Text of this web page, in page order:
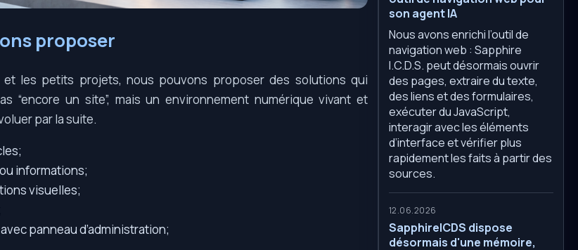
proposer
les petits projets, nous pouvons proposer des solutions qui
“encore un site”, mais un environnement numérique vivant et
par la suite.
informations;
visuelles;
panneau d’administration;
son agent IA
Nous avons enrichi l’outil de
navigation web : Sapphire
I.C.D.S. peut désormais ouvrir
des pages, extraire du texte,
des liens et des formulaires,
exécuter du JavaScript,
interagir avec les éléments
d’interface et vérifier plus
rapidement les faits à partir des
sources.
12.06.2026
SapphireICDS dispose
désormais d'une mémoire,